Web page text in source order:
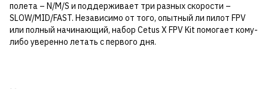
полета – N/M/S и поддерживает три разных скорости –
SLOW/MID/FAST. Независимо от того, опытный ли пилот FPV
или полный начинающий, набор Cetus X FPV Kit помогает кому-
либо уверенно летать с первого дня.